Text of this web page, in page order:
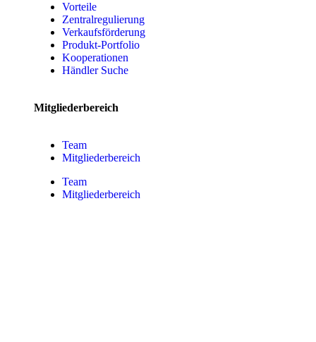
Vorteile
Zentralregulierung
Verkaufsförderung
Produkt-Portfolio
Kooperationen
Händler Suche
Mitgliederbereich
Team
Mitgliederbereich
Team
Mitgliederbereich